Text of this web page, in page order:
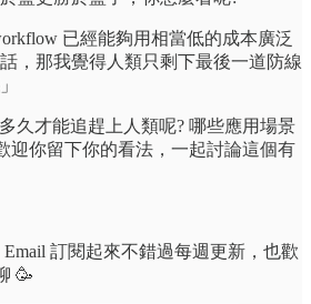
已經能夠用相當低的成本廣泛
，那我覺得人類只剩下最後一道防線
」
久才能追趕上人類呢? 哪些應用場景
迎你留下你的看法，一起討論這個有
Email 訂閱起來不錯過每週更新，也歡
🥳